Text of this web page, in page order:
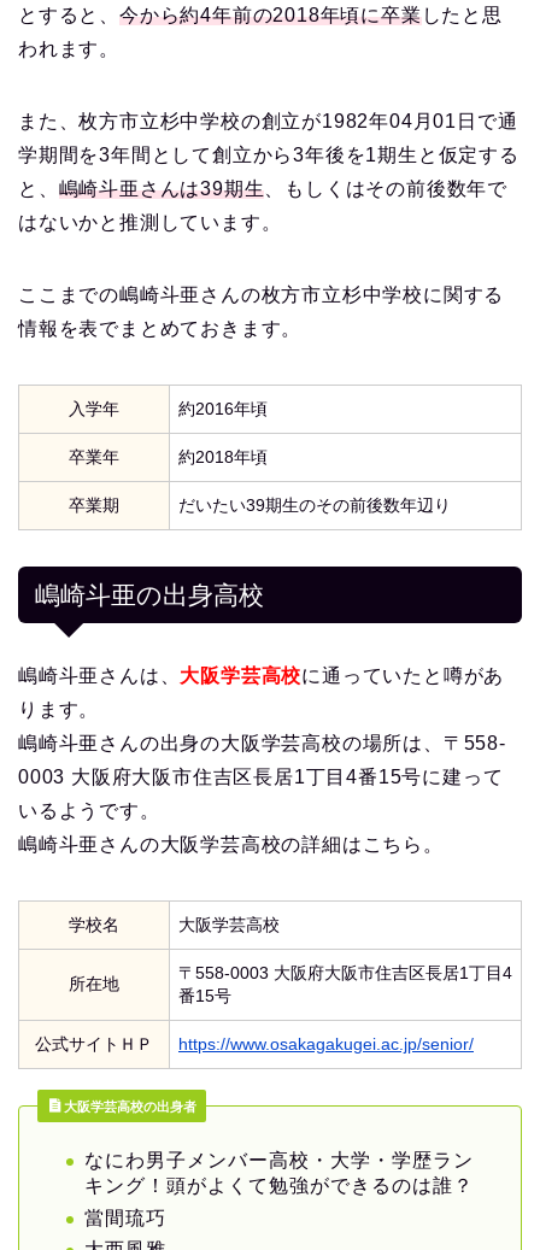
とすると、 今から約4年前の2018年頃に卒業したと思
われます。
また、枚方市立杉中学校の創立が1982年04月01日で通
学期間を3年間として創立から3年後を1期生と仮定する
と、 嶋崎斗亜さんは39期生 、もしくはその前後数年で
はないかと推測しています。
ここまでの嶋崎斗亜さんの枚方市立杉中学校に関する
情報を表でまとめておきます。
入学年 約2016年頃
卒業年 約2018年頃
卒業期 だいたい39期生のその前後数年辺り
嶋崎斗亜の出身高校
嶋崎斗亜さんは、 大阪学芸高校に通っていたと噂があ
ります。
嶋崎斗亜さんの出身の大阪学芸高校の場所は、〒558-
0003 大阪府大阪市住吉区長居1丁目4番15号に建って
いるようです。
嶋崎斗亜さんの大阪学芸高校の詳細はこちら。
学校名 大阪学芸高校
所在地
〒558-0003 大阪府大阪市住吉区長居1丁目4
番15号
公式サイトＨＰ https://www.osakagakugei.ac.jp/senior/
大阪学芸高校の出身者
なにわ男子メンバー高校・大学・学歴ラン
キング！頭がよくて勉強ができるのは誰？
當間琉巧